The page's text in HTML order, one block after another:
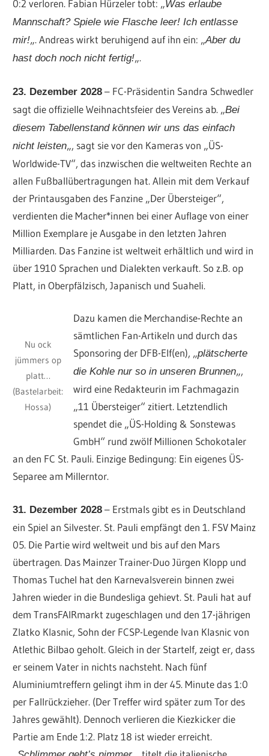
0:2 verloren. Fabian Hürzeler tobt: „Was erlaube
Mannschaft? Spiele wie Flasche leer! Ich entlasse
mir!„. Andreas wirkt beruhigend auf ihn ein: „Aber du
hast doch noch nicht fertig!„.
23. Dezember 2028 – FC-Präsidentin Sandra Schwedler
sagt die offizielle Weihnachtsfeier des Vereins ab. „Bei
diesem Tabellenstand können wir uns das einfach
nicht leisten„, sagt sie vor den Kameras von „ÜS-
Worldwide-TV“, das inzwischen die weltweiten Rechte an
allen Fußballübertragungen hat. Allein mit dem Verkauf
der Printausgaben des Fanzine „Der Übersteiger“,
verdienten die Macher*innen bei einer Auflage von einer
Million Exemplare je Ausgabe in den letzten Jahren
Milliarden. Das Fanzine ist weltweit erhältlich und wird in
über 1910 Sprachen und Dialekten verkauft. So z.B. op
Platt, in Oberpfälzisch, Japanisch und Suaheli.
Nu ock
jümmers op
platt…
(Bastelarbeit:
Hossa)
Dazu kamen die Merchandise-Rechte an
sämtlichen Fan-Artikeln und durch das
Sponsoring der DFB-Elf(en), „plätscherte
die Kohle nur so in unseren Brunnen„,
wird eine Redakteurin im Fachmagazin
„11 Übersteiger“ zitiert. Letztendlich
spendet die „ÜS-Holding & Sonstewas
GmbH“ rund zwölf Millionen Schokotaler
an den FC St. Pauli. Einzige Bedingung: Ein eigenes ÜS-
Separee am Millerntor.
31. Dezember 2028 – Erstmals gibt es in Deutschland
ein Spiel an Silvester. St. Pauli empfängt den 1. FSV Mainz
05. Die Partie wird weltweit und bis auf den Mars
übertragen. Das Mainzer Trainer-Duo Jürgen Klopp und
Thomas Tuchel hat den Karnevalsverein binnen zwei
Jahren wieder in die Bundesliga gehievt. St. Pauli hat auf
dem TransFAIRmarkt zugeschlagen und den 17-jährigen
Zlatko Klasnic, Sohn der FCSP-Legende Ivan Klasnic von
Atlethic Bilbao geholt. Gleich in der Startelf, zeigt er, dass
er seinem Vater in nichts nachsteht. Nach fünf
Aluminiumtreffern gelingt ihm in der 45. Minute das 1:0
per Fallrückzieher. (Der Treffer wird später zum Tor des
Jahres gewählt). Dennoch verlieren die Kiezkicker die
Partie am Ende 1:2. Platz 18 ist wieder erreicht.